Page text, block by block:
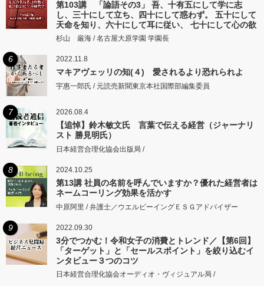
第103講 「論語その3」 吾、十有五にして学に志
し、三十にして立ち、四十にして惑わず。 五十にして
天命を知り、六十にして耳に従い、 七十にして心の欲
するところに従いて矩をこえず。
杉山 厳海 / 名古屋大原学園 学園長
6 2022.11.8
マキアヴェッリの知(４) 愛されるより恐れられよ
宇惠一郎氏 / 元読売新聞東京本社国際部編集委員
7 2026.08.4
【追悼】鈴木敏文氏 言葉で伝える経営（ジャーナリ
スト 勝見明氏）
日本経営合理化協会出版局 /
8 2024.10.25
第13講 社員の名前を呼んでいますか？優れた経営者は
ネームコーリング効果を活かす
中原阿里 / 弁護士／ウエルビーイングＥＳＧアドバイザー
9 2022.09.30
3分でつかむ！令和女子の消費とトレンド／【第6回】
「ターゲット」と「セールスポイント」を絞り込むイ
ンタビュー３つのコツ
日本経営合理化協会オーディオ・ヴィジュアル局 /